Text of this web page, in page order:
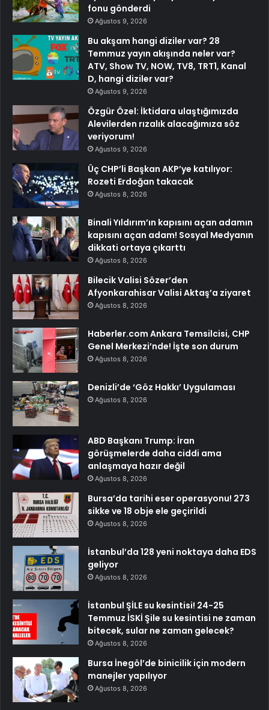
fonu gönderdi
Ağustos 9, 2026
Bu akşam hangi diziler var? 28
Temmuz yayın akışında neler var?
ATV, Show TV, NOW, TV8, TRT1, Kanal
D, hangi diziler var?
Ağustos 9, 2026
Özgür Özel: İktidara ulaştığımızda
Alevilerden rızalık alacağımıza söz
veriyorum!
Ağustos 9, 2026
Üç CHP’li Başkan AKP’ye katılıyor:
Rozeti Erdoğan takacak
Ağustos 8, 2026
Binali Yıldırım’ın kapısını açan adamın
kapısını açan adam! Sosyal Medyanın
dikkati ortaya çıkarttı
Ağustos 8, 2026
Bilecik Valisi Sözer’den
Afyonkarahisar Valisi Aktaş’a ziyaret
Ağustos 8, 2026
Haberler.com Ankara Temsilcisi, CHP
Genel Merkezi’nde! İşte son durum
Ağustos 8, 2026
Denizli’de ‘Göz Hakkı’ Uygulaması
Ağustos 8, 2026
ABD Başkanı Trump: İran
görüşmelerde daha ciddi ama
anlaşmaya hazır değil
Ağustos 8, 2026
Bursa’da tarihi eser operasyonu! 273
sikke ve 18 obje ele geçirildi
Ağustos 8, 2026
İstanbul’da 128 yeni noktaya daha EDS
geliyor
Ağustos 8, 2026
İstanbul ŞİLE su kesintisi! 24-25
Temmuz İSKİ Şile su kesintisi ne zaman
bitecek, sular ne zaman gelecek?
Ağustos 8, 2026
Bursa İnegöl’de binicilik için modern
manejler yapılıyor
Ağustos 8, 2026